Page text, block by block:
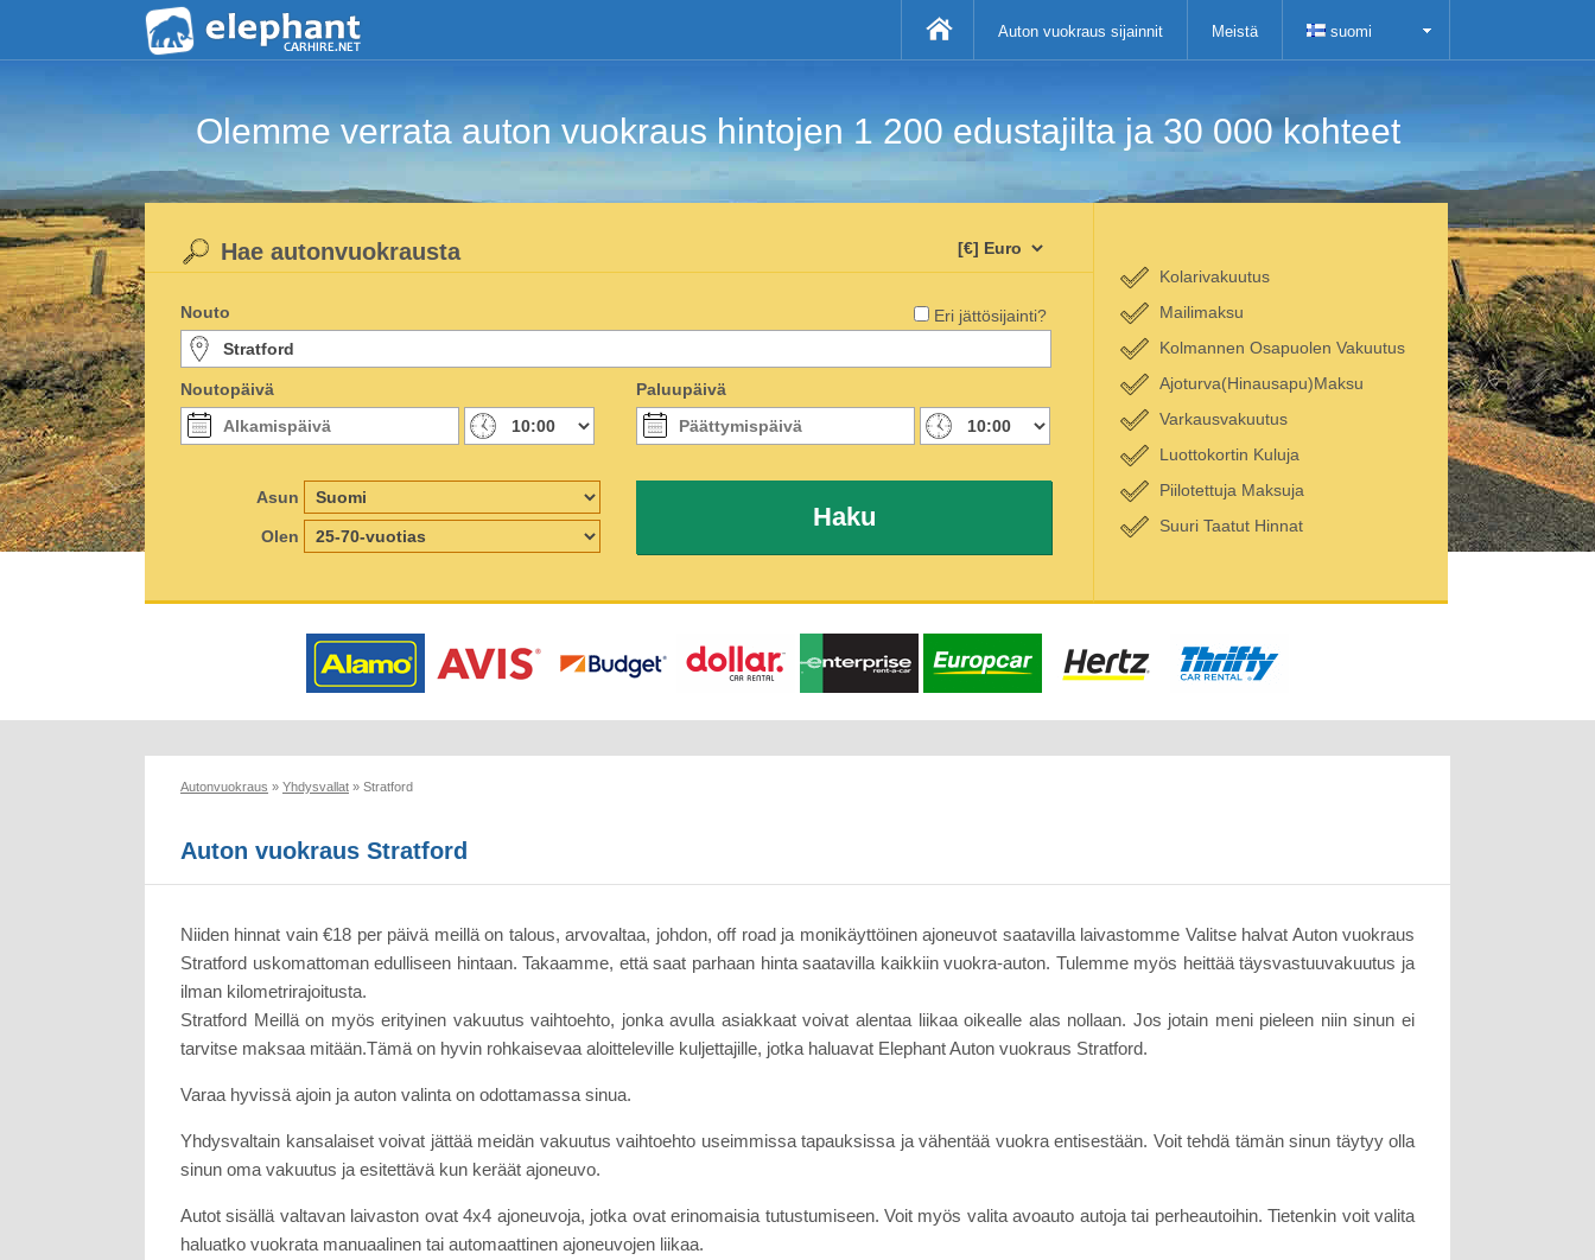
Auton vuokraus sijainnit Meistä suomi
Olemme verrata auton vuokraus hintojen 1 200 edustajilta ja 30 000 kohteet
Eri jättösijainti?
Hae autonvuokrausta
Nouto
Noutopäivä Paluupäivä
Asun
Olen
Haku
Kolarivakuutus
Mailimaksu
Kolmannen Osapuolen Vakuutus
Ajoturva(Hinausapu)Maksu
Varkausvakuutus
Luottokortin Kuluja
Piilotettuja Maksuja
Suuri Taatut Hinnat
Autonvuokraus » Yhdysvallat » Stratford
Auton vuokraus Stratford
Niiden hinnat vain €18 per päivä meillä on talous, arvovaltaa, johdon, off road ja monikäyttöinen ajoneuvot saatavilla laivastomme Valitse halvat Auton vuokraus
Stratford uskomattoman edulliseen hintaan. Takaamme, että saat parhaan hinta saatavilla kaikkiin vuokra-auton. Tulemme myös heittää täysvastuuvakuutus ja
ilman kilometrirajoitusta.
Stratford Meillä on myös erityinen vakuutus vaihtoehto, jonka avulla asiakkaat voivat alentaa liikaa oikealle alas nollaan. Jos jotain meni pieleen niin sinun ei
tarvitse maksaa mitään.Tämä on hyvin rohkaisevaa aloitteleville kuljettajille, jotka haluavat Elephant Auton vuokraus Stratford.
Varaa hyvissä ajoin ja auton valinta on odottamassa sinua.
Yhdysvaltain kansalaiset voivat jättää meidän vakuutus vaihtoehto useimmissa tapauksissa ja vähentää vuokra entisestään. Voit tehdä tämän sinun täytyy olla
sinun oma vakuutus ja esitettävä kun keräät ajoneuvo.
Autot sisällä valtavan laivaston ovat 4x4 ajoneuvoja, jotka ovat erinomaisia tutustumiseen. Voit myös valita avoauto autoja tai perheautoihin. Tietenkin voit valita
haluatko vuokrata manuaalinen tai automaattinen ajoneuvojen liikaa.